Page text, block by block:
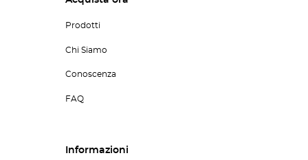
Prodotti
Chi Siamo
Conoscenza
FAQ
Informazioni